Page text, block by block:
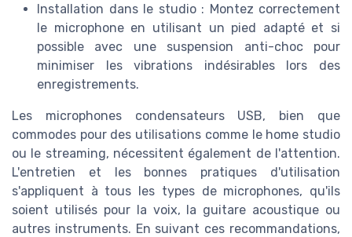
Installation dans le studio : Montez correctement
le microphone en utilisant un pied adapté et si
possible avec une suspension anti-choc pour
minimiser les vibrations indésirables lors des
enregistrements.
Les microphones condensateurs USB, bien que
commodes pour des utilisations comme le home studio
ou le streaming, nécessitent également de l'attention.
L'entretien et les bonnes pratiques d'utilisation
s'appliquent à tous les types de microphones, qu'ils
soient utilisés pour la voix, la guitare acoustique ou
autres instruments. En suivant ces recommandations,